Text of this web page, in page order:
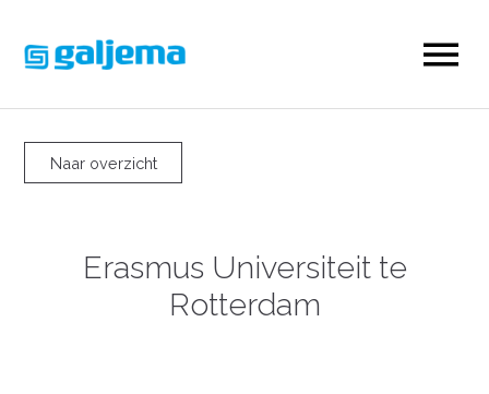
Naar overzicht
Erasmus Universiteit te
Rotterdam